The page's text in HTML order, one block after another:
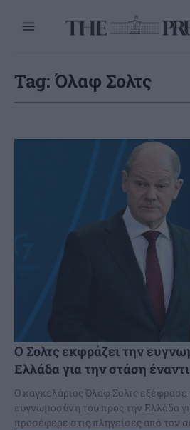
Tag: Όλαφ Σολτς
Ο Σολτς εκφράζει την
Ελλάδα για την στάση
Ο καγκελάριος Όλαφ Σολτς
ευγνωμοσύνη του προς την Ελλάδα
προσέφερε στις πληγείσες από τον